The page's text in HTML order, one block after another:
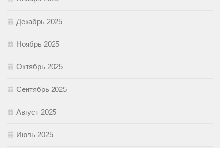
Декабрь 2025
Ноябрь 2025
Октябрь 2025
Сентябрь 2025
Август 2025
Июль 2025